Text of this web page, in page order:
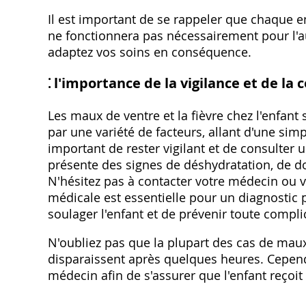
Il est important de se rappeler que chaque
ne fonctionnera pas nécessairement pour
adaptez vos soins en conséquence.
⁚ l'importance de la vigilance et de la
Les maux de ventre et la fièvre chez
par une variété de facteurs‚ allant d'une
important de rester vigilant et de consulter
présente des signes de déshydratation‚ de
N'hésitez pas à contacter votre médecin ou
médicale est essentielle pour un diagnostic
soulager l'enfant et de prévenir toute
N'oubliez pas que la plupart des cas de
disparaissent après quelques heures.
médecin afin de s'assurer que l'enfant